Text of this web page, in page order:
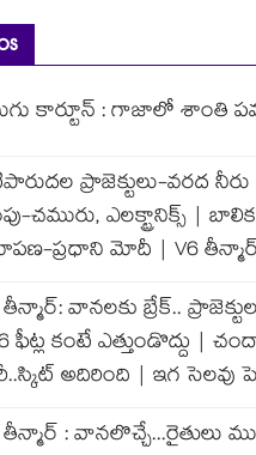
కార్టూన్ : గాజాలో శాంతి
ప్రాజెక్టులు-వరద
చమురు, ఎలక్ట్రానిక్స్ | బాలిక
ప్రధాని మోదీ | V6 తీన్మార్
వానలకు బ్రేక్..
ఫీట్ల కంటే ఎత్తుండొద్దు |
అదిరింది | ఇగ సెలవు
తీన్మార్ : వానలొచ్చే...రైతులు